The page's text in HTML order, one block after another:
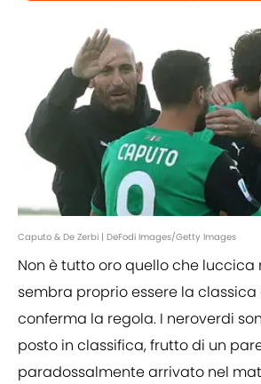
Caputo & De Zerbi | DeFodi Images/Getty Images
Non è tutto oro quello che luccica
sembra proprio essere la
conferma la regola. I neroverdi
posto in classifica, frutto di un
paradossalmente arrivato nel